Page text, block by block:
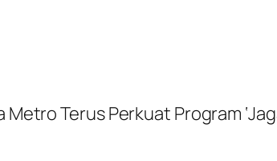
Terus Perkuat Program